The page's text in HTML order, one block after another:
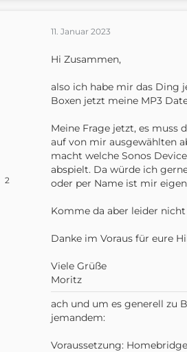
2
11. Januar 2023
Hi Zusammen,
also ich habe mir das Ding
Boxen jetzt meine MP3
Meine Frage jetzt, es muss
auf von mir ausgewählten
macht welche Sonos
abspielt. Da würde ich
oder per Name ist mir
Komme da aber leider
Danke im Voraus für eure
Viele Grüße
Moritz
ach und um es generell zu
jemandem:
Voraussetzung: